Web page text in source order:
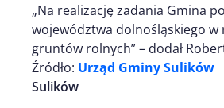
„Na realizację zadania Gmina
województwa dolnośląskiego
gruntów rolnych” – dodał
Źródło: Urząd Gminy Sulików
Sulików